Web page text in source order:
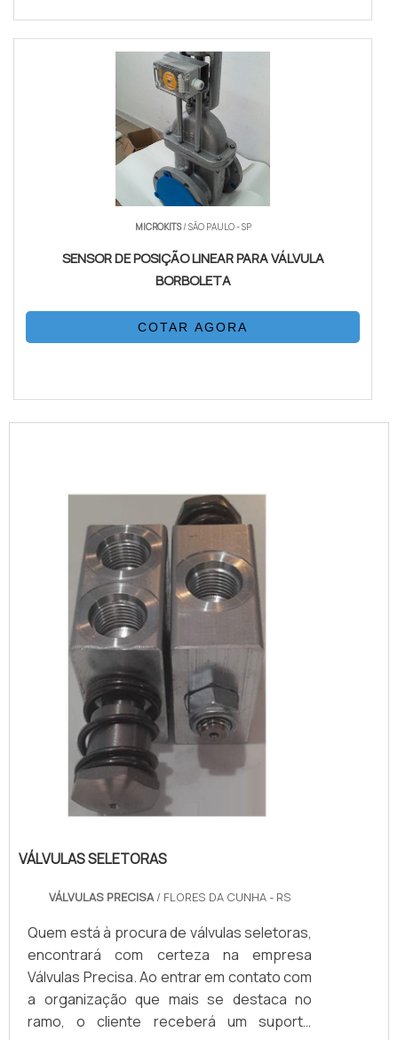
MICROKITS/ SÃO PAULO - SP
SENSOR DE POSIÇÃO LINEAR PARA VÁLVULA
BORBOLETA
COTAR AGORA
VÁLVULAS SELETORAS
VÁLVULAS PRECISA/ FLORES DA CUNHA - RS
Quem está à procura de válvulas seletoras,
encontrará com certeza na empresa
Válvulas Precisa. Ao entrar em contato com
a organização que mais se destaca no
ramo, o cliente receberá um suporte